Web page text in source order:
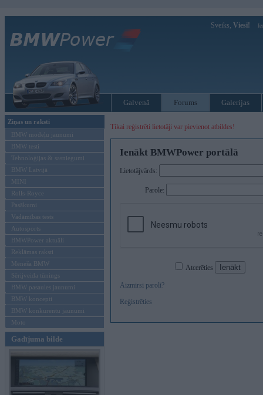
Sveiks, Viesi!
Galvenā Forums Galerijas
Ziņas un raksti
BMW modeļu jaunumi
BMW testi
Tehnoloģijas & sasniegumi
BMW Latvijā
MINI
Rolls-Royce
Pasākumi
Vadāmības tests
Autosports
BMWPower aktuāli
Reklāmas raksti
Mēneša BMW
Sērijveida tūnings
BMW pasaules jaunumi
BMW koncepti
BMW konkurentu jaunumi
Moto
Gadījuma bilde
Tikai reģistrēti lietotāji var pievienot atbildes!
Ienākt BMWPower portālā
Lietotājvārds:
Parole:
Atcerēties
Aizmirsi paroli?
Reģistrēties